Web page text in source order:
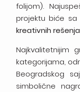
folijom).
projektu biće sa
kreativnih rešenja
Najkvalitetnijim
kategorijama,
Beogradskog
simbolične